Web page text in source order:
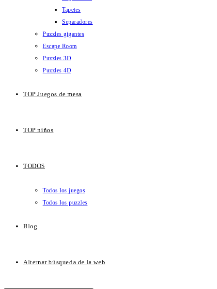
Tapetes
Separadores
Puzzles gigantes
Escape Room
Puzzles 3D
Puzzles 4D
TOP Juegos de mesa
TOP niños
TODOS
Todos los juegos
Todos los puzzles
Blog
Alternar búsqueda de la web